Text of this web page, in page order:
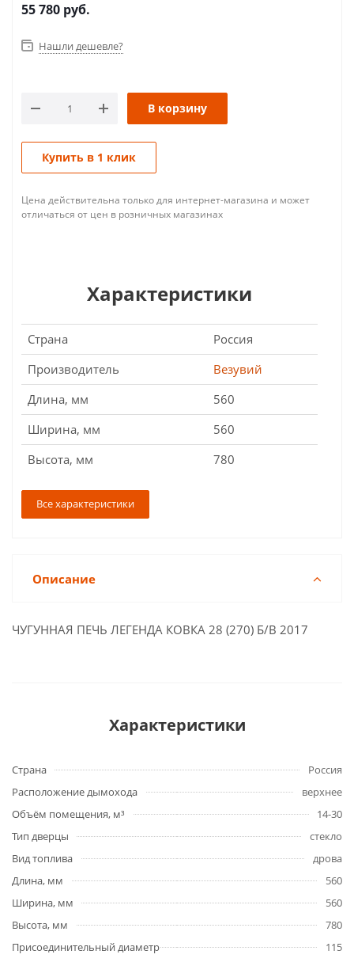
55 780 руб.
Нашли дешевле?
В корзину
Купить в 1 клик
Цена действительна только для интернет-магазина и может
отличаться от цен в розничных магазинах
Характеристики
Страна
Россия
Производитель
Везувий
Длина, мм
560
Ширина, мм
560
Высота, мм
780
Все характеристики
Описание
ЧУГУННАЯ ПЕЧЬ ЛЕГЕНДА КОВКА 28 (270) Б/В 2017
Характеристики
Страна
Россия
Расположение дымохода
верхнее
Объём помещения, м³
14-30
Тип дверцы
стекло
Вид топлива
дрова
Длина, мм
560
Ширина, мм
560
Высота, мм
780
Присоединительный диаметр
115